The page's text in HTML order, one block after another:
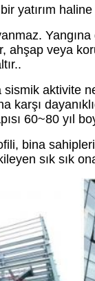
yatırım
Yangına
ahşap veya
sismik aktivite
karşı
60~80 yıl
bina
sık sık